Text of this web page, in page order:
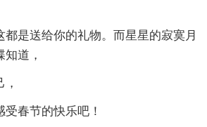
都是送给你的礼物。而星星的寂寞月
道，
春节的快乐吧！